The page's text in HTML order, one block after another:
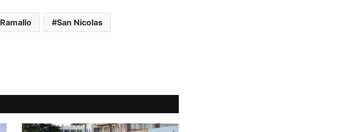
Ramallo San Nicolas